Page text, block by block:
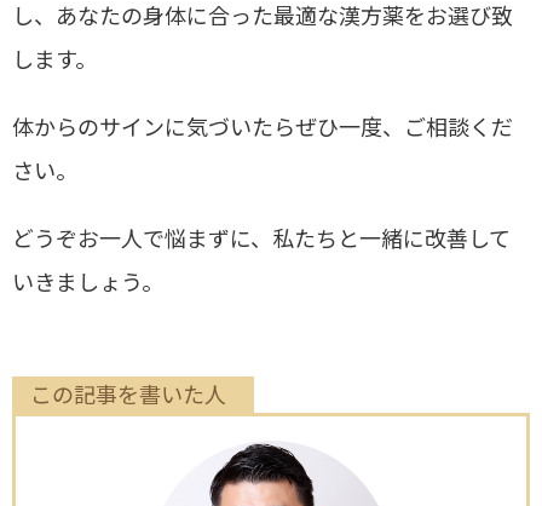
し、あなたの身体に合った最適な漢方薬をお選び致
します。
体からのサインに気づいたらぜひ一度、ご相談くだ
さい。
どうぞお一人で悩まずに、私たちと一緒に改善して
いきましょう。
この記事を書いた人